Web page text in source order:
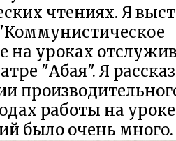
чтениях. Я
на уроках
"Абая". Я
работы на
было очень много.